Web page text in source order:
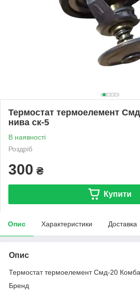
Термостат термоелемент
нива ск-5
В наявності
Роздріб
300 ₴
Купити
Опис Характеристики Доставка
Опис
Термостат термоелемент Смд-20
Бренд